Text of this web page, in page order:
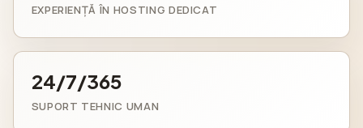
EXPERIENȚĂ ÎN HOSTING DEDICAT
24/7/365
SUPORT TEHNIC UMAN